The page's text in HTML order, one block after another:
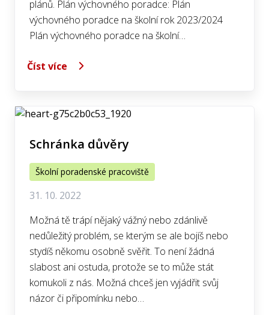
plánů. Plán výchovného poradce: Plán
výchovného poradce na školní rok 2023/2024
Plán výchovného poradce na školní…
Číst více
Schránka důvěry
Školní poradenské pracoviště
31. 10. 2022
Možná tě trápí nějaký vážný nebo zdánlivě
nedůležitý problém, se kterým se ale bojíš nebo
stydíš někomu osobně svěřit. To není žádná
slabost ani ostuda, protože se to může stát
komukoli z nás. Možná chceš jen vyjádřit svůj
názor či připomínku nebo…